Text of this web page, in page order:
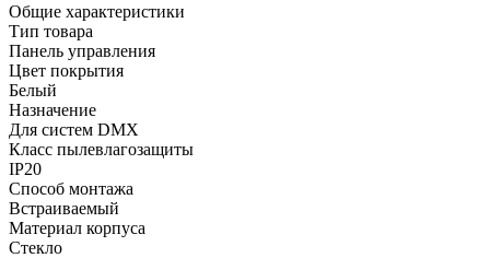
Общие характеристики
Тип товара
Панель управления
Цвет покрытия
Белый
Назначение
Для систем DMX
Класс пылевлагозащиты
IP20
Способ монтажа
Встраиваемый
Материал корпуса
Стекло